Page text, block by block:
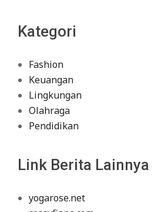
Kategori
Fashion
Keuangan
Lingkungan
Olahraga
Pendidikan
Link Berita Lainnya
yogarose.net